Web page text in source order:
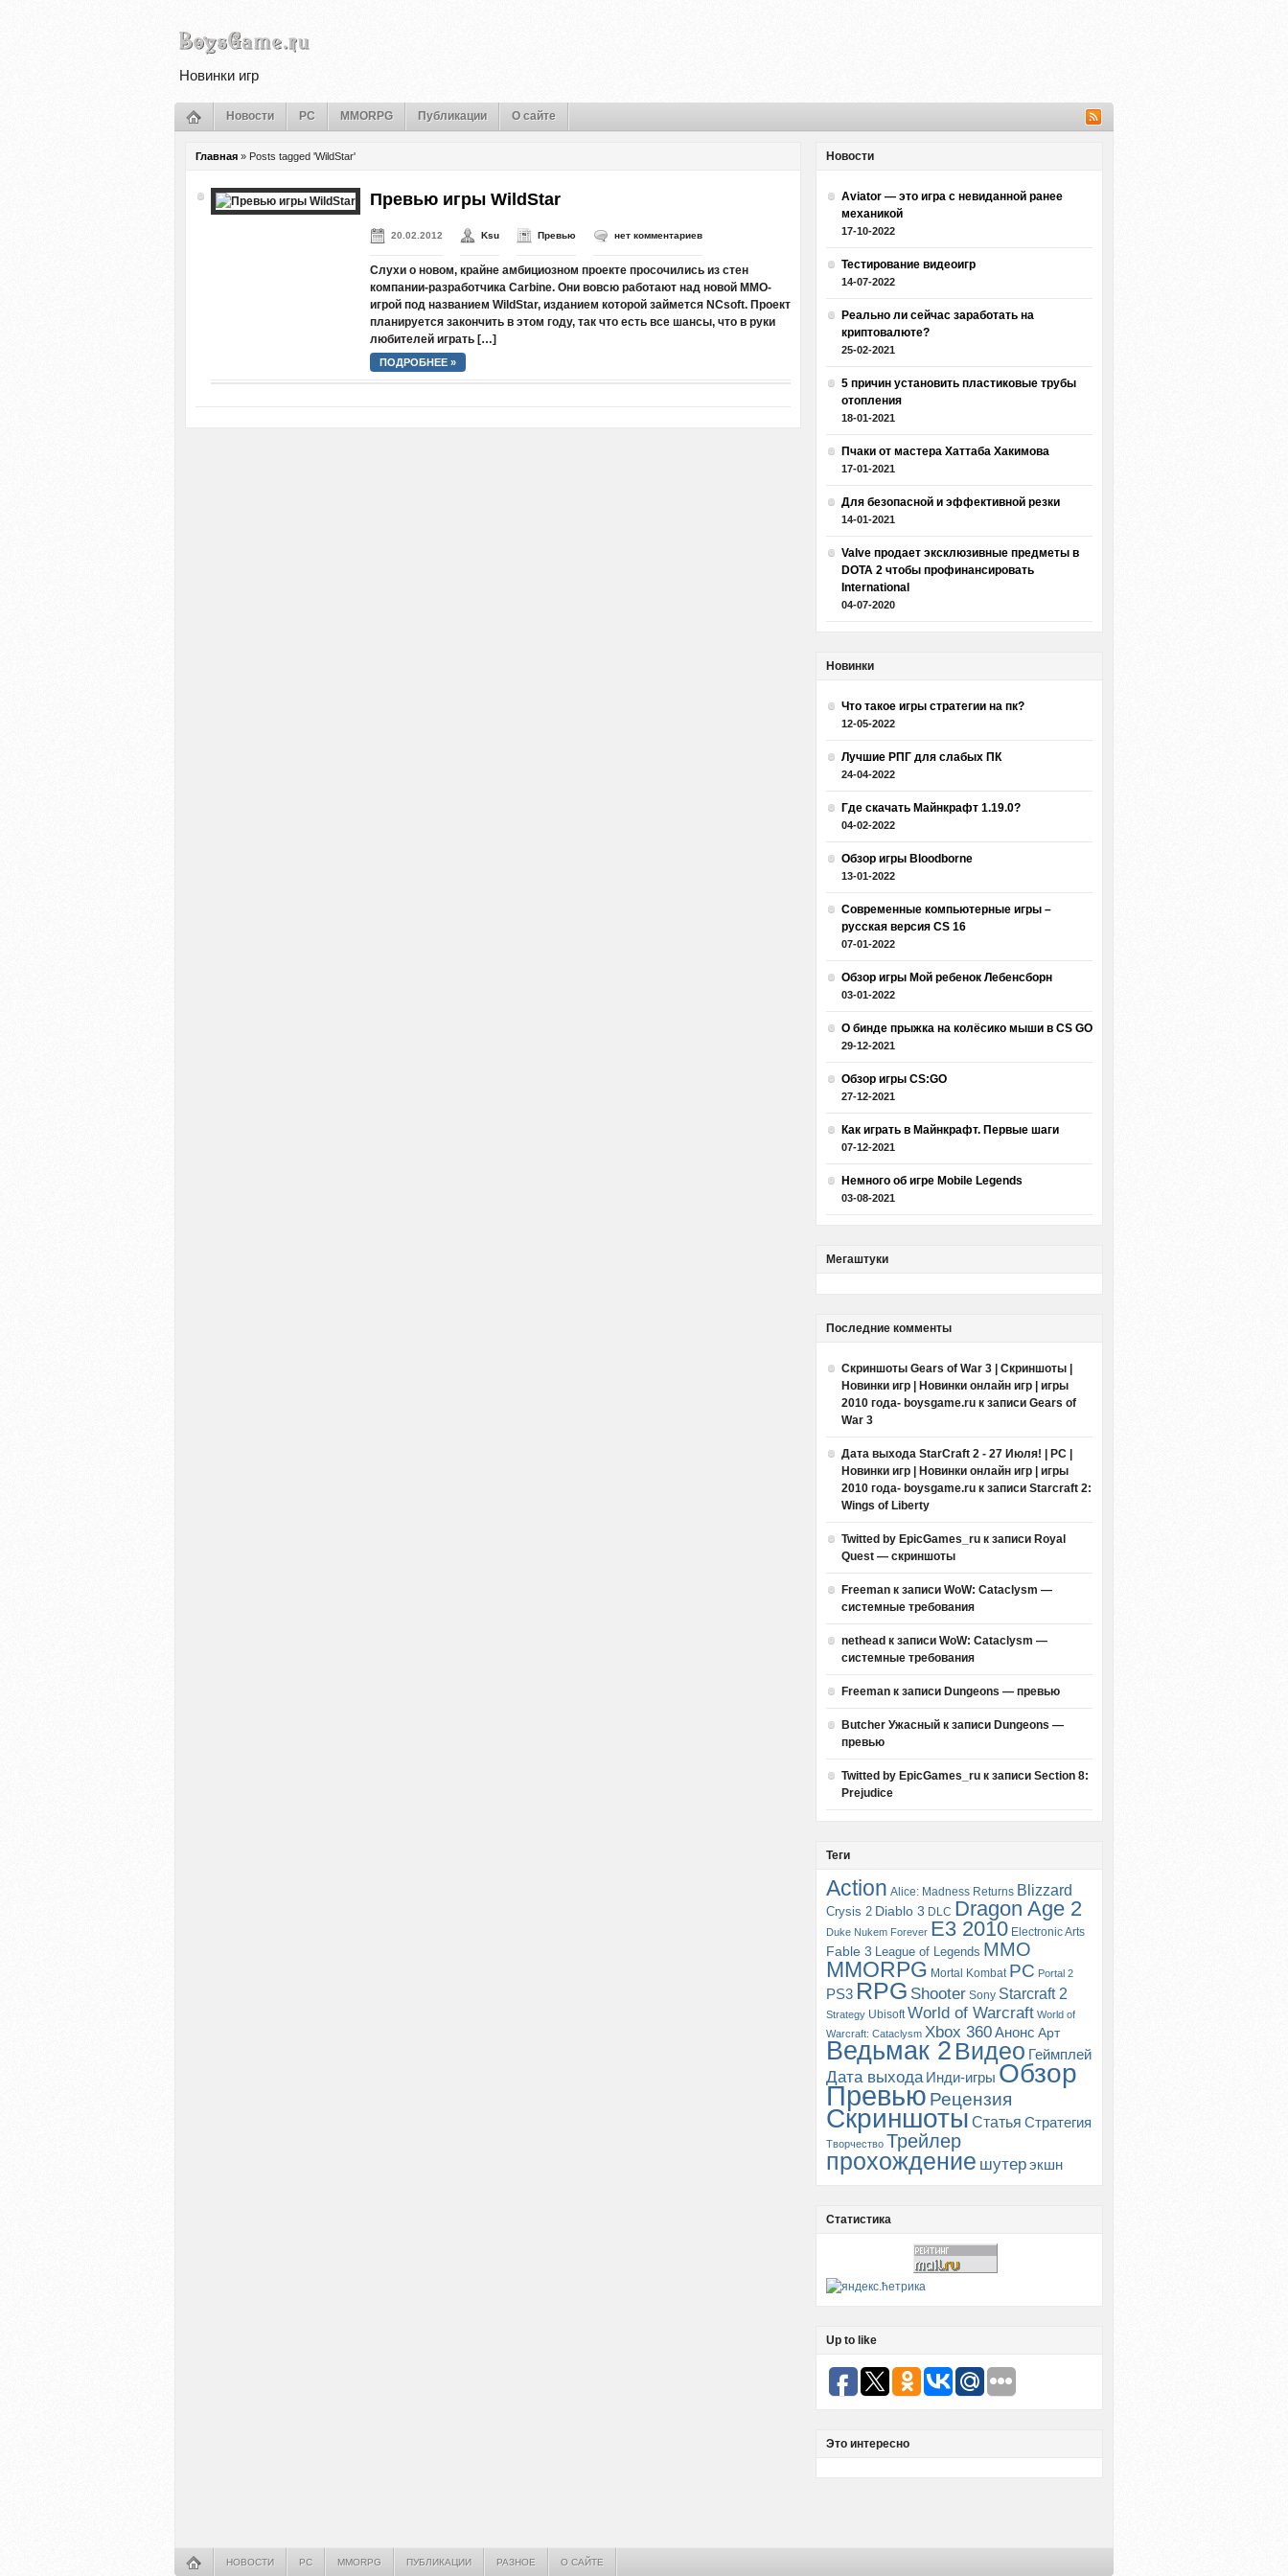
Новинки игр
Новости PC MMORPG Публикации О сайте
Главная » Posts tagged 'WildStar'
Превью игры WildStar
20.02.2012 Ksu Превью нет комментариев
Слухи о новом, крайне амбициозном проекте просочились из стен
компании-разработчика Carbine. Они вовсю работают над новой ММО-
игрой под названием WildStar, изданием которой займется NCsoft. Проект
планируется закончить в этом году, так что есть все шансы, что в руки
любителей играть […]
ПОДРОБНЕЕ »
Новости
Aviator — это игра с невиданной ранее
механикой
17-10-2022
Тестирование видеоигр
14-07-2022
Реально ли сейчас заработать на
криптовалюте?
25-02-2021
5 причин установить пластиковые трубы
отопления
18-01-2021
Пчаки от мастера Хаттаба Хакимова
17-01-2021
Для безопасной и эффективной резки
14-01-2021
Valve продает эксклюзивные предметы в
DOTA 2 чтобы профинансировать
International
04-07-2020
Новинки
Что такое игры стратегии на пк?
12-05-2022
Лучшие РПГ для слабых ПК
24-04-2022
Где скачать Майнкрафт 1.19.0?
04-02-2022
Обзор игры Bloodborne
13-01-2022
Современные компьютерные игры –
русская версия CS 16
07-01-2022
Обзор игры Мой ребенок Лебенсборн
03-01-2022
О бинде прыжка на колёсико мыши в CS GO
29-12-2021
Обзор игры CS:GO
27-12-2021
Как играть в Майнкрафт. Первые шаги
07-12-2021
Немного об игре Mobile Legends
03-08-2021
Мегаштуки
Последние комменты
Скриншоты Gears of War 3 | Скриншоты |
Новинки игр | Новинки онлайн игр | игры
2010 года- boysgame.ru к записи Gears of
War 3
Дата выхода StarCraft 2 - 27 Июля! | PC |
Новинки игр | Новинки онлайн игр | игры
2010 года- boysgame.ru к записи Starcraft 2:
Wings of Liberty
Twitted by EpicGames_ru к записи Royal
Quest — скриншоты
Freeman к записи WoW: Cataclysm —
системные требования
nethead к записи WoW: Cataclysm —
системные требования
Freeman к записи Dungeons — превью
Butcher Ужасный к записи Dungeons —
превью
Twitted by EpicGames_ru к записи Section 8:
Prejudice
Теги
Action Alice: Madness Returns Blizzard
Crysis 2 Diablo 3 DLC Dragon Age 2
Duke Nukem Forever E3 2010 Electronic Arts
Fable 3 League of Legends MMO
MMORPG Mortal Kombat PC Portal 2
PS3 RPG Shooter Sony Starcraft 2
Strategy Ubisoft World of Warcraft World of
Warcraft: Cataclysm Xbox 360Анонс Арт
Ведьмак 2 Видео Геймплей
Дата выхода Инди-игры Обзор
Превью Рецензия
Скриншоты Статья Стратегия
Творчество Трейлер
прохождение шутерэкшн
Статистика
Up to like
Это интересно
НОВОСТИ PC MMORPG ПУБЛИКАЦИИ РАЗНОЕ О САЙТЕ